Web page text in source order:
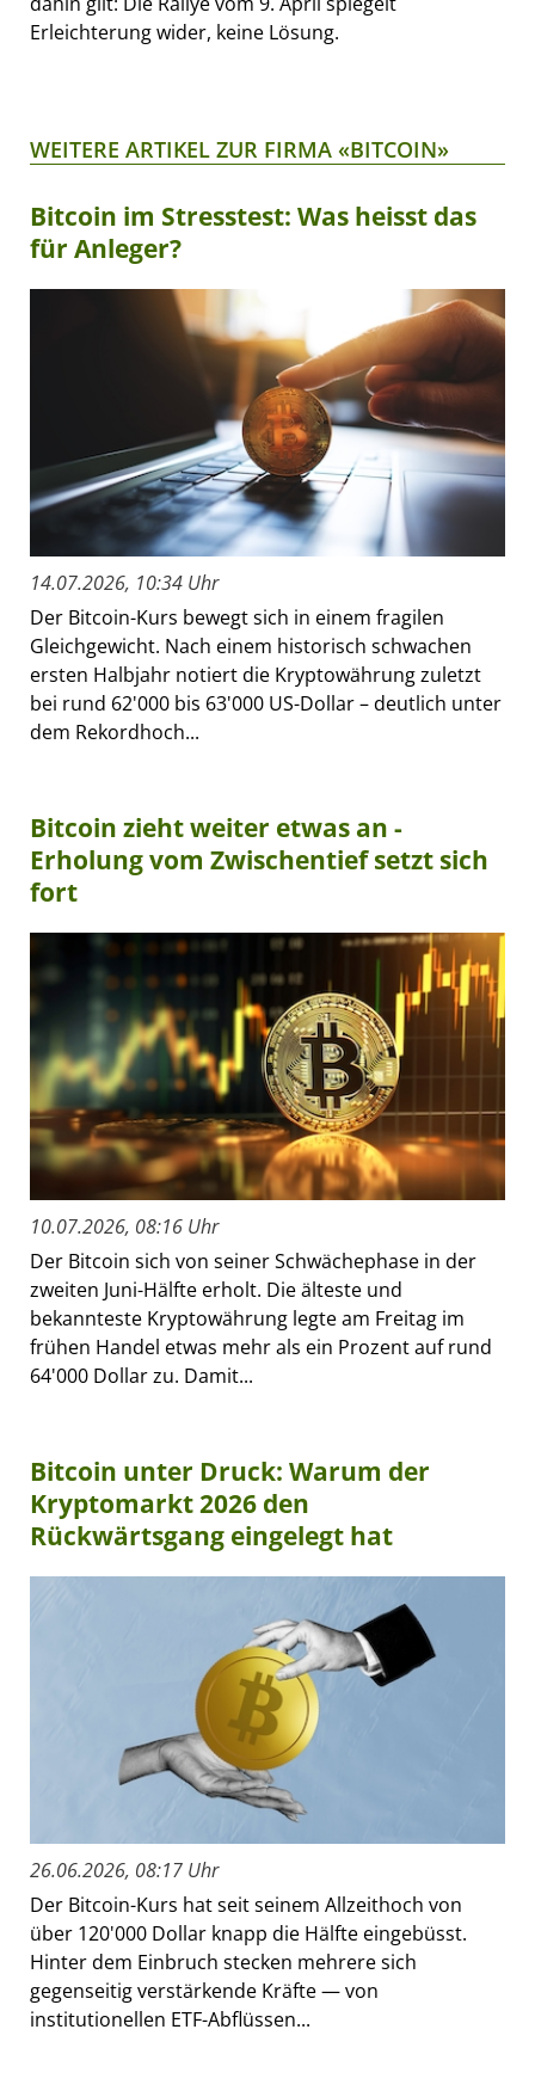
Erleichterung wider, keine Lösung.
WEITERE ARTIKEL ZUR FIRMA «BITCOIN»
Bitcoin im Stresstest: Was heisst das
für Anleger?
14.07.2026, 10:34 Uhr
Der Bitcoin-Kurs bewegt sich in einem fragilen
Gleichgewicht. Nach einem historisch schwachen
ersten Halbjahr notiert die Kryptowährung zuletzt
bei rund 62'000 bis 63'000 US-Dollar – deutlich unter
dem Rekordhoch...
Bitcoin zieht weiter etwas an -
Erholung vom Zwischentief setzt sich
fort
10.07.2026, 08:16 Uhr
Der Bitcoin sich von seiner Schwächephase in der
zweiten Juni-Hälfte erholt. Die älteste und
bekannteste Kryptowährung legte am Freitag im
frühen Handel etwas mehr als ein Prozent auf rund
64'000 Dollar zu. Damit...
Bitcoin unter Druck: Warum der
Kryptomarkt 2026 den
Rückwärtsgang eingelegt hat
26.06.2026, 08:17 Uhr
Der Bitcoin-Kurs hat seit seinem Allzeithoch von
über 120'000 Dollar knapp die Hälfte eingebüsst.
Hinter dem Einbruch stecken mehrere sich
gegenseitig verstärkende Kräfte — von
institutionellen ETF-Abflüssen...